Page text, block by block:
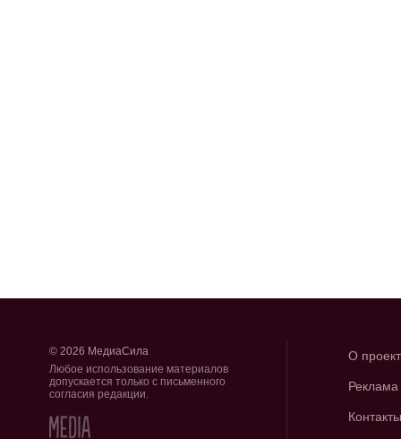
© 2026 МедиаСила
Любое использование материалов
допускается только с письменного
согласия редакции.
О
Реклама
Контакты